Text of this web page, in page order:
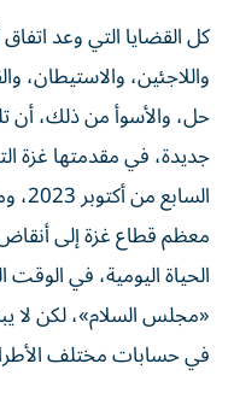
كل القضايا التي وعد
واللاجئين،
حل، والأسوأ من ذلك، أن
جديدة، في مقدمتها غزة
معظم قطاع غزة إلى
الحياة اليومية، في
«مجلس السلام»، لكن لا
في حسابات مختلف